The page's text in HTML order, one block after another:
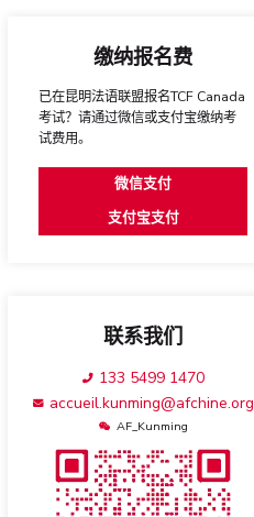
缴纳报名费
已在昆明法语联盟报名TCF Canada
考试？请通过微信或支付宝缴纳考
试费用。
微信支付
支付宝支付
联系我们
133 5499 1470
accueil.kunming@afchine.org
AF_Kunming